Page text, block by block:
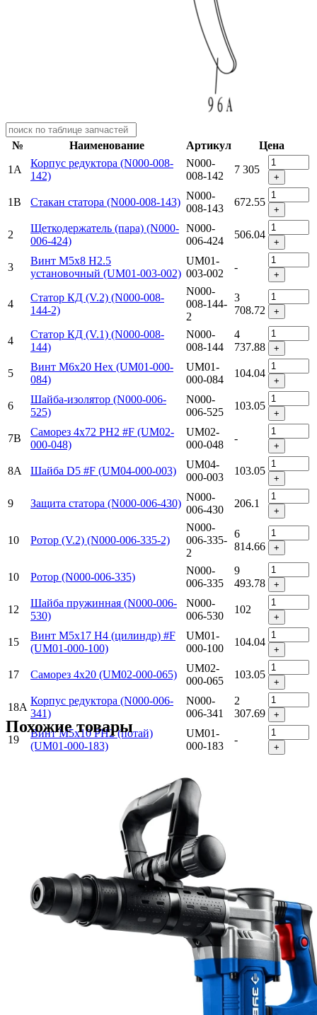
№ Наименование Артикул
Цена
1A
Корпус редуктора (N000-008-
142)
N000-
008-142
7 305
+
1B Стакан статора (N000-008-143)
N000-
008-143
672.55
+
2
Щеткодержатель (пара) (N000-
006-424)
N000-
006-424
506.04
+
3
Винт M5х8 H2.5
установочный (UM01-003-002)
UM01-
003-002
-
+
4
Статор КД (V.2) (N000-008-
144-2)
N000-
008-144-
2
3
708.72
+
4
Статор КД (V.1) (N000-008-
144)
N000-
008-144
4
737.88
+
5
Винт M6x20 Hex (UM01-000-
084)
UM01-
000-084
104.04
+
6
Шайба-изолятор (N000-006-
525)
N000-
006-525
103.05
+
7B
Саморез 4x72 PH2 #F (UM02-
000-048)
UM02-
000-048
-
+
8A Шайба D5 #F (UM04-000-003)
UM04-
000-003
103.05
+
9 Защита статора (N000-006-430)
N000-
006-430
206.1
+
10 Ротор (V.2) (N000-006-335-2)
N000-
006-335-
2
6
814.66
+
10 Ротор (N000-006-335)
N000-
006-335
9
493.78
+
12
Шайба пружинная (N000-006-
530)
N000-
006-530
102
+
15
Винт M5x17 H4 (цилиндр) #F
(UM01-000-100)
UM01-
000-100
104.04
+
17 Саморез 4x20 (UM02-000-065)
UM02-
000-065
103.05
+
18A
Корпус редуктора (N000-006-
341)
N000-
006-341
2
307.69
+
19
Винт M5x10 PH2 (потай)
(UM01-000-183)
UM01-
000-183
-
+
006-440
Подшипник шариковый 6001-
2Z (28х12х8) CHFZ (U009-600-
U009-
600-1RS
Шестерня D59.1x41 Z43 (N000-
N000-
006-442
Подшипник шариковый 6201-
2RS (32х12х10) n/n (U009-620-
1RS)
U009-
620-1RS
+
Подшипник шариковый 6205-
2RS (52х25х15) JT (U009-620-
U009-
620-5RS
689.8
+
N000-
006-445
-
N000-
006-446
2
332.9
Похожие товары